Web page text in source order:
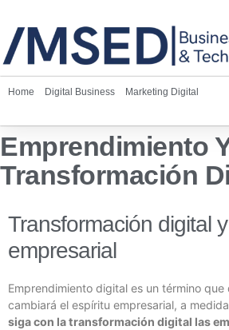
Home Digital Business Marketing Digital
Emprendimiento
Transformación
Transformación digital
empresarial
Emprendimiento digital es un término
cambiará el espíritu empresarial, a
siga con la transformación digital las